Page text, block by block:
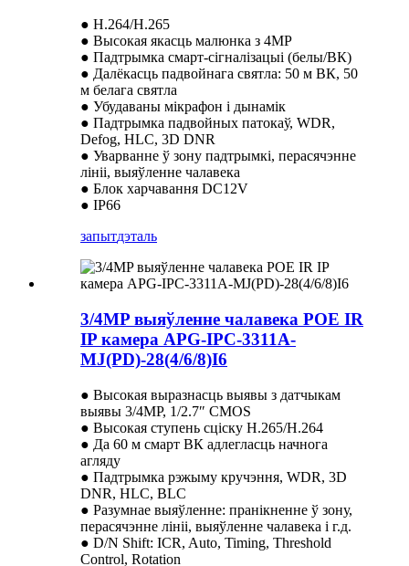
● H.264/H.265
● Высокая якасць малюнка з 4MP
● Падтрымка смарт-сігналізацыі (белы/ВК)
● Далёкасць падвойнага святла: 50 м ВК, 50
м белага святла
● Убудаваны мікрафон і дынамік
● Падтрымка падвойных патокаў, WDR,
Defog, HLC, 3D DNR
● Уварванне ў зону падтрымкі, перасячэнне
лініі, выяўленне чалавека
● Блок харчавання DC12V
● IP66
запытдэталь
3/4MP выяўленне чалавека POE IR
IP камера APG-IPC-3311A-
MJ(PD)-28(4/6/8)I6
● Высокая выразнасць выявы з датчыкам
выявы 3/4MP, 1/2.7″ CMOS
● Высокая ступень сціску H.265/H.264
● Да 60 м смарт ВК адлегласць начнога
агляду
● Падтрымка рэжыму кручэння, WDR, 3D
DNR, HLC, BLC
● Разумнае выяўленне: пранікненне ў зону,
перасячэнне лініі, выяўленне чалавека і г.д.
● D/N Shift: ICR, Auto, Timing, Threshold
Control, Rotation